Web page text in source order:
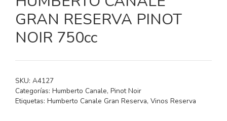
GRAN RESERVA PINOT
NOIR 750cc
SKU: A4127
Categorías: Humberto Canale, Pinot Noir
Etiquetas: Humberto Canale Gran Reserva, Vinos Reserva